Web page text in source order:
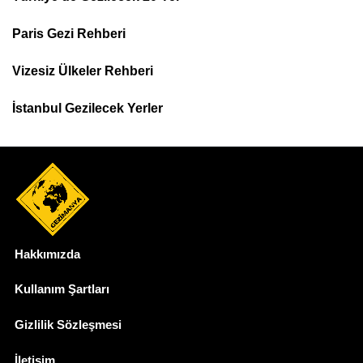
Top
Menu
Paris Gezi Rehberi
Vizesiz Ülkeler Rehberi
İstanbul Gezilecek Yerler
Hakkımızda
Kullanım Şartları
Gizlilik Sözleşmesi
İletişim